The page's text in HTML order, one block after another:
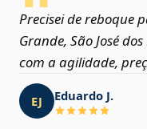
Precisei de reboque
Grande, São José
com a agilidade,
EJ Eduardo J.